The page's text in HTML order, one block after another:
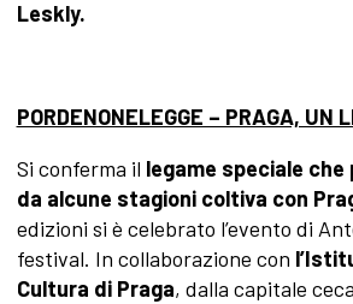
Leskly.
PORDENONELEGGE – PRAGA, UN
Si conferma il legame speciale che
da alcune stagioni coltiva con
edizioni si è celebrato l’evento di
festival. In collaborazione con
Cultura di Praga, dalla capitale